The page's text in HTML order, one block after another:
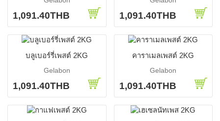
1,091.40THB 1,091.40THB
บลูเบอร์รี่เพสต์ 2KG
Gelabon
1,091.40THB
คาราเมลเพสต์ 2KG
Gelabon
1,091.40THB